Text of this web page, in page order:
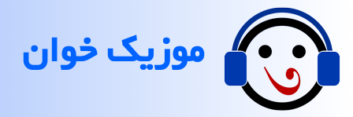
موزیك خوان